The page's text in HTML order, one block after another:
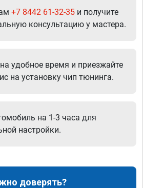
+7 8442 61-32-35 и получите
консультацию у мастера.
удобное время и приезжайте
на установку чип тюнинга.
на 1-3 часа для
настройки.
доверять?